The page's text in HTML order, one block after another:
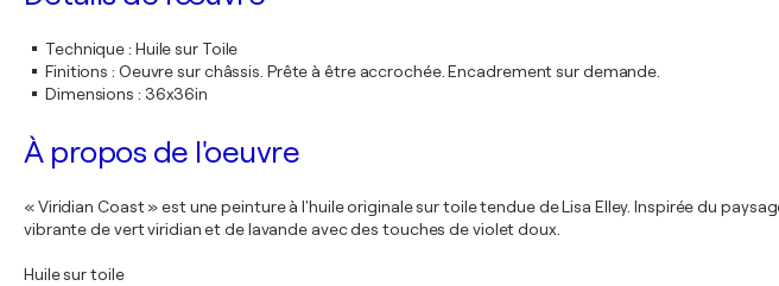
Technique: Huile sur Toile
Finitions : Oeuvre sur châssis. Prête à être accrochée. Encadrement sur demande.
Dimensions : 36x36in
À propos de l'oeuvre
« Viridian Coast » est une peinture à l'huile originale sur toile tendue de Lisa Elley. Inspirée du
vibrante de vert viridian et de lavande avec des touches de violet doux.
Huile sur toile